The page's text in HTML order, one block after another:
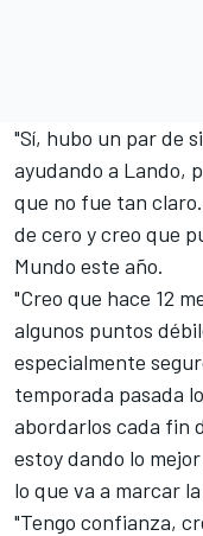
"Sí, hubo un par de
ayudando a Lando,
que no fue tan
de cero y creo que
Mundo este año.
"Creo que hace 12
algunos puntos
especialmente
temporada pasada
abordarlos cada fin
estoy dando lo
lo que va a marcar
"Tengo confianza,